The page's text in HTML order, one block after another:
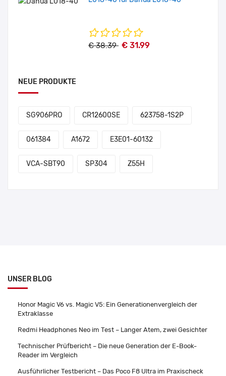
€ 38.39 € 31.99
NEUE PRODUKTE
SG906PRO CR12600SE 623758-1S2P
061384 A1672 E3E01-60132
VCA-SBT90 SP304 Z55H
UNSER BLOG
Honor Magic V6 vs. Magic V5: Ein Generationenvergleich der
Extraklasse
Redmi Headphones Neo im Test – Langer Atem, zwei Gesichter
Technischer Prüfbericht – Die neue Generation der E-Book-
Reader im Vergleich
Ausführlicher Testbericht – Das Poco F8 Ultra im Praxischeck